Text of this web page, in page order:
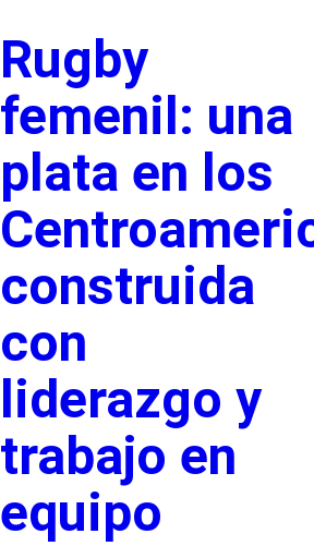
Rugby
femenil: una
plata en los
construida
con
liderazgo y
trabajo en
equipo